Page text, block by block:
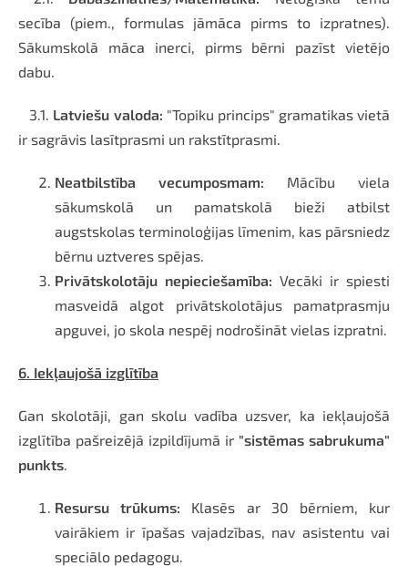
secība (piem., formulas jāmāca pirms to izpratnes).
Sākumskolā māca inerci, pirms bērni pazīst vietējo
dabu.
3.1. Latviešu valoda: "Topiku princips" gramatikas vietā
ir sagrāvis lasītprasmi un rakstītprasmi.
Neatbilstība vecumposmam: Mācību viela
sākumskolā un pamatskolā bieži atbilst
augstskolas terminoloģijas līmenim, kas pārsniedz
bērnu uztveres spējas.
Privātskolotāju nepieciešamība: Vecāki ir spiesti
masveidā algot privātskolotājus pamatprasmju
apguvei, jo skola nespēj nodrošināt vielas izpratni.
6. Iekļaujošā izglītība
Gan skolotāji, gan skolu vadība uzsver, ka iekļaujošā
izglītība pašreizējā izpildījumā ir "sistēmas sabrukuma"
punkts
Resursu trūkums: Klasēs ar 30 bērniem, kur
vairākiem ir īpašas vajadzības, nav asistentu vai
speciālo pedagogu.